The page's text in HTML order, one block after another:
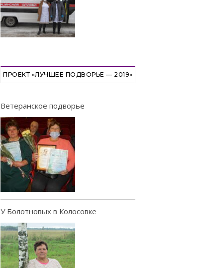
ПРОЕКТ «ЛУЧШЕЕ ПОДВОРЬЕ — 2019»
Ветеранское подворье
У Болотновых в Колосовке